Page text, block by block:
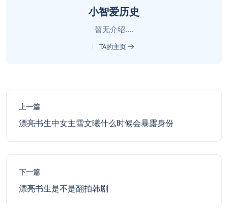
小智爱历史
暂无介绍....
TA的主页
上一篇
漂亮书生中女主雪文曦什么时候会暴露身份
下一篇
漂亮书生是不是翻拍韩剧